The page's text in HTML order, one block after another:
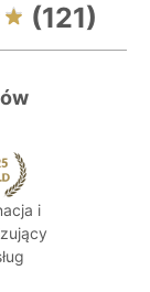
(121)
i